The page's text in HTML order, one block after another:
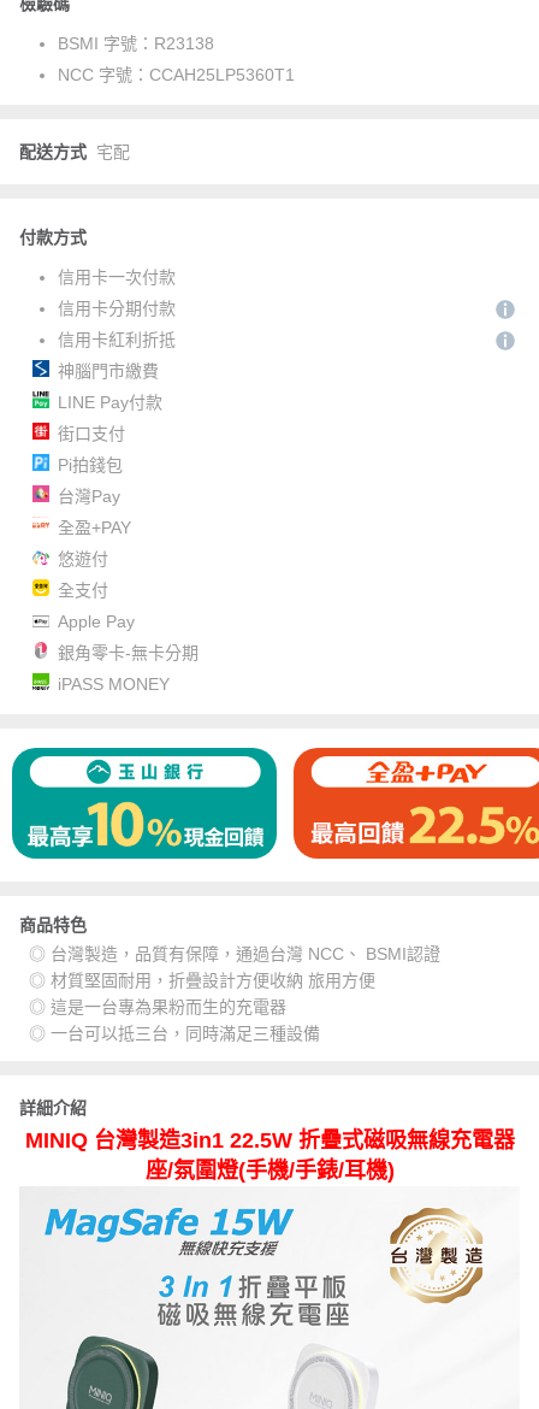
BSMI 字號： R23138
NCC 字號： CCAH25LP5360T1
配送方式 宅配
付款方式
信用卡一次付款
信用卡分期付款
信用卡紅利折抵
神腦門市繳費
LINE Pay付款
街口支付
Pi拍錢包
台灣Pay
全盈+PAY
悠遊付
全支付
Apple Pay
銀角零卡-無卡分期
iPASS MONEY
商品特色
◎ 台灣製造，品質有保障，通過台灣 NCC、 BSMI認證
◎ 材質堅固耐用，折疊設計方便收納 旅用方便
◎ 這是一台專為果粉而生的充電器
◎ 一台可以抵三台，同時滿足三種設備
詳細介紹
MINIQ 台灣製造3in1 22.5W 折疊式磁吸無線充電器
座/氛圍燈(手機/手錶/耳機)